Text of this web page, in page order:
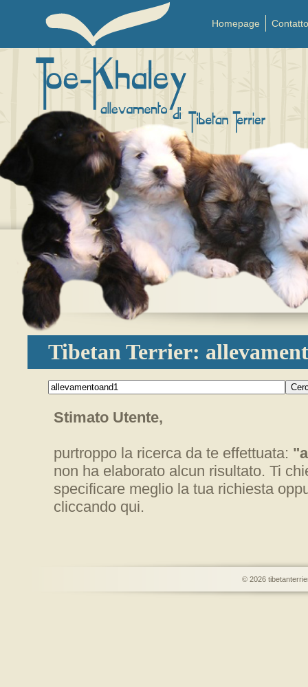
Homepage Contatto
Tibetan Terrier:
Stimato Utente,
purtroppo la ricerca da te effettuata:
non ha elaborato alcun risultato. Ti
specificare meglio la tua richiesta
cliccando qui.
© 2026